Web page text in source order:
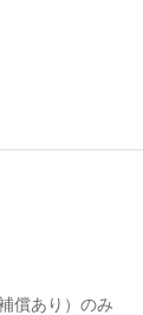
償あり）のみ